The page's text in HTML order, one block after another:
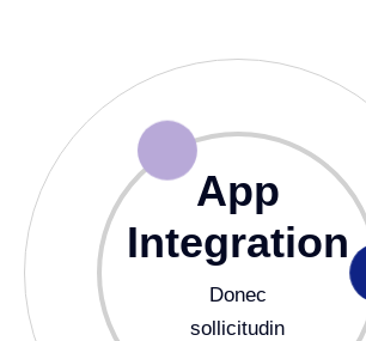
App
Integration
Donec
sollicitudin